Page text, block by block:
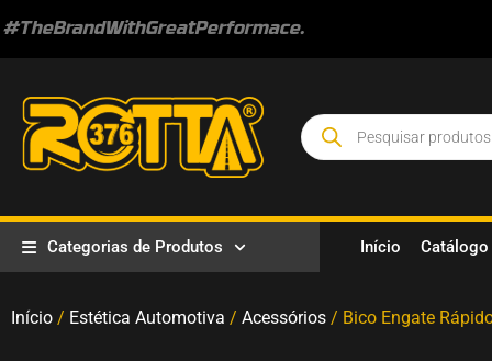
#TheBrandWithGreatPerformace.
Categorias de Produtos Início Catálogo
Início / Estética Automotiva / Acessórios / Bico Engate